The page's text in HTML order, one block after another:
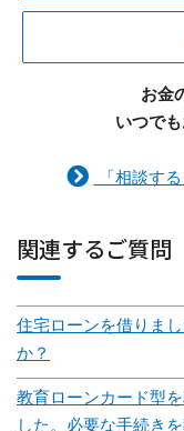
お金
いつで
「相談す
関連するご質問
住宅ローンを借りま
か？
教育ローンカード型
した。必要な手続き